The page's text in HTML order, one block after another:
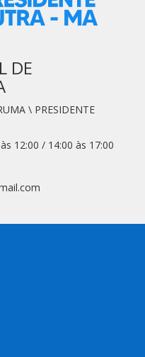
DE
\ PRESIDENTE
12:00 / 14:00 às 17:00